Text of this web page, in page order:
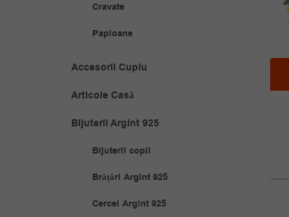
Cravate
Papioane
Accesorii Cuplu
Articole Casă
Bijuterii Argint 925
Bijuterii copii
Brățări Argint 925
Cercei Argint 925